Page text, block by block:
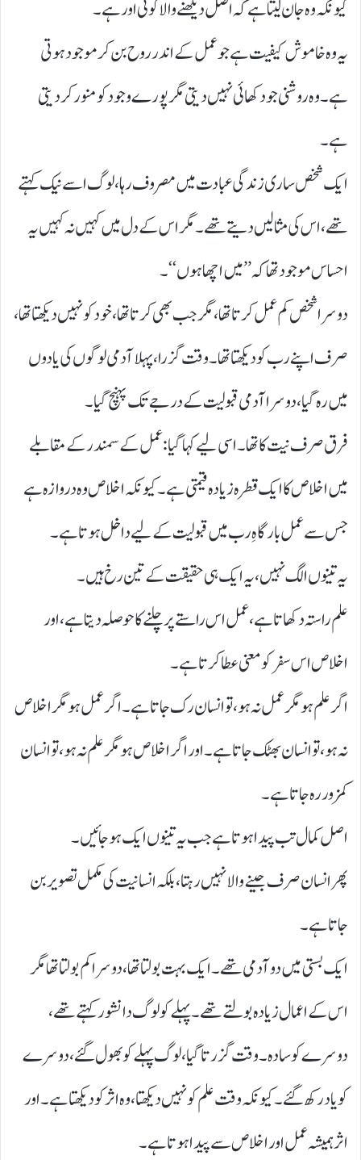
کیونکہ وہ جان لیتا ہے کہ اصل دیکھنے والا کوئی اور ہے۔
یہ وہ خاموش کیفیت ہے جو عمل کے اندر روح بن کر موجود ہوتی
ہے۔ وہ روشنی جو دکھائی نہیں دیتی مگر پورے وجود کو منور کر دیتی
ہے۔
ایک شخص ساری زندگی عبادت میں مصروف رہا، لوگ اسے نیک کہتے
تھے، اس کی مثالیں دیتے تھے۔ مگر اس کے دل میں کہیں نہ کہیں یہ
احساس موجود تھا کہ ’’ میں اچھا ہوں‘‘ ۔
دوسرا شخص کم عمل کرتا تھا، مگر جب بھی کرتا تھا، خود کو نہیں دیکھتا تھا،
صرف اپنے رب کو دیکھتا تھا۔وقت گزرا، پہلا آدمی لوگوں کی یادوں
میں رہ گیا، دوسرا آدمی قبولیت کے درجے تک پہنچ گیا۔
فرق صرف نیت کا تھا۔ اسی لیے کہا گیا: عمل کے سمندر کے مقابلے
میں اخلاص کا ایک قطرہ زیادہ قیمتی ہے۔کیونکہ اخلاص وہ دروازہ ہے
جس سے عمل بارگاہِ رب میں قبولیت کے لیے داخل ہوتا ہے۔
یہ تینوں الگ نہیں، یہ ایک ہی حقیقت کے تین رخ ہیں۔
علم راستہ دکھاتا ہے، عمل اس راستے پر چلنے کا حوصلہ دیتا ہے، اور
اخلاص اس سفر کو معنی عطا کرتا ہے۔
اگر علم ہو مگر عمل نہ ہو، تو انسان رک جاتا ہے۔ اگر عمل ہو مگر اخلاص
نہ ہو، تو انسان بھٹک جاتا ہے۔ اور اگر اخلاص ہو مگر علم نہ ہو، تو انسان
کمزور رہ جاتا ہے۔
اصل کمال تب پیدا ہوتا ہے جب یہ تینوں ایک ہو جائیں۔
پھر انسان صرف جینے والا نہیں رہتا، بلکہ انسانیت کی مکمل تصویر بن
جاتا ہے۔
ایک بستی میں دو آدمی تھے۔ ایک بہت بولتا تھا، دوسرا کم بولتا تھا مگر
اس کے اعمال زیادہ بولتے تھے۔ پہلے کو لوگ دانشور کہتے تھے،
دوسرے کو سادہ۔ وقت گزرتا گیا، لوگ پہلے کو بھول گئے، دوسرے
کو یاد رکھ گئے۔ کیونکہ وقت علم کو نہیں دیکھتا، وہ اثر کو دیکھتا ہے۔ اور
اثر ہمیشہ عمل اور اخلاص سے پیدا ہوتا ہے۔